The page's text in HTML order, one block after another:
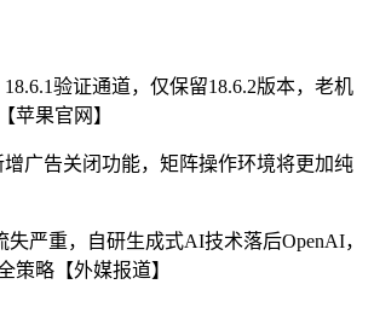
18.6.1验证通道，仅保留18.6.2版本，老机
苹果官网】
增广告关闭功能，矩阵操作环境将更加纯
失严重，自研生成式AI技术落后OpenAI，
策略【外媒报道】